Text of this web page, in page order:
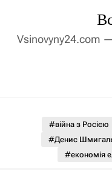
д
Vsinovyny24.com
#війна з Росією
#Денис
#економія